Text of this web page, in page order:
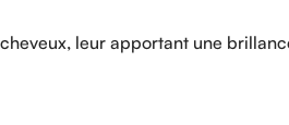
leur apportant une